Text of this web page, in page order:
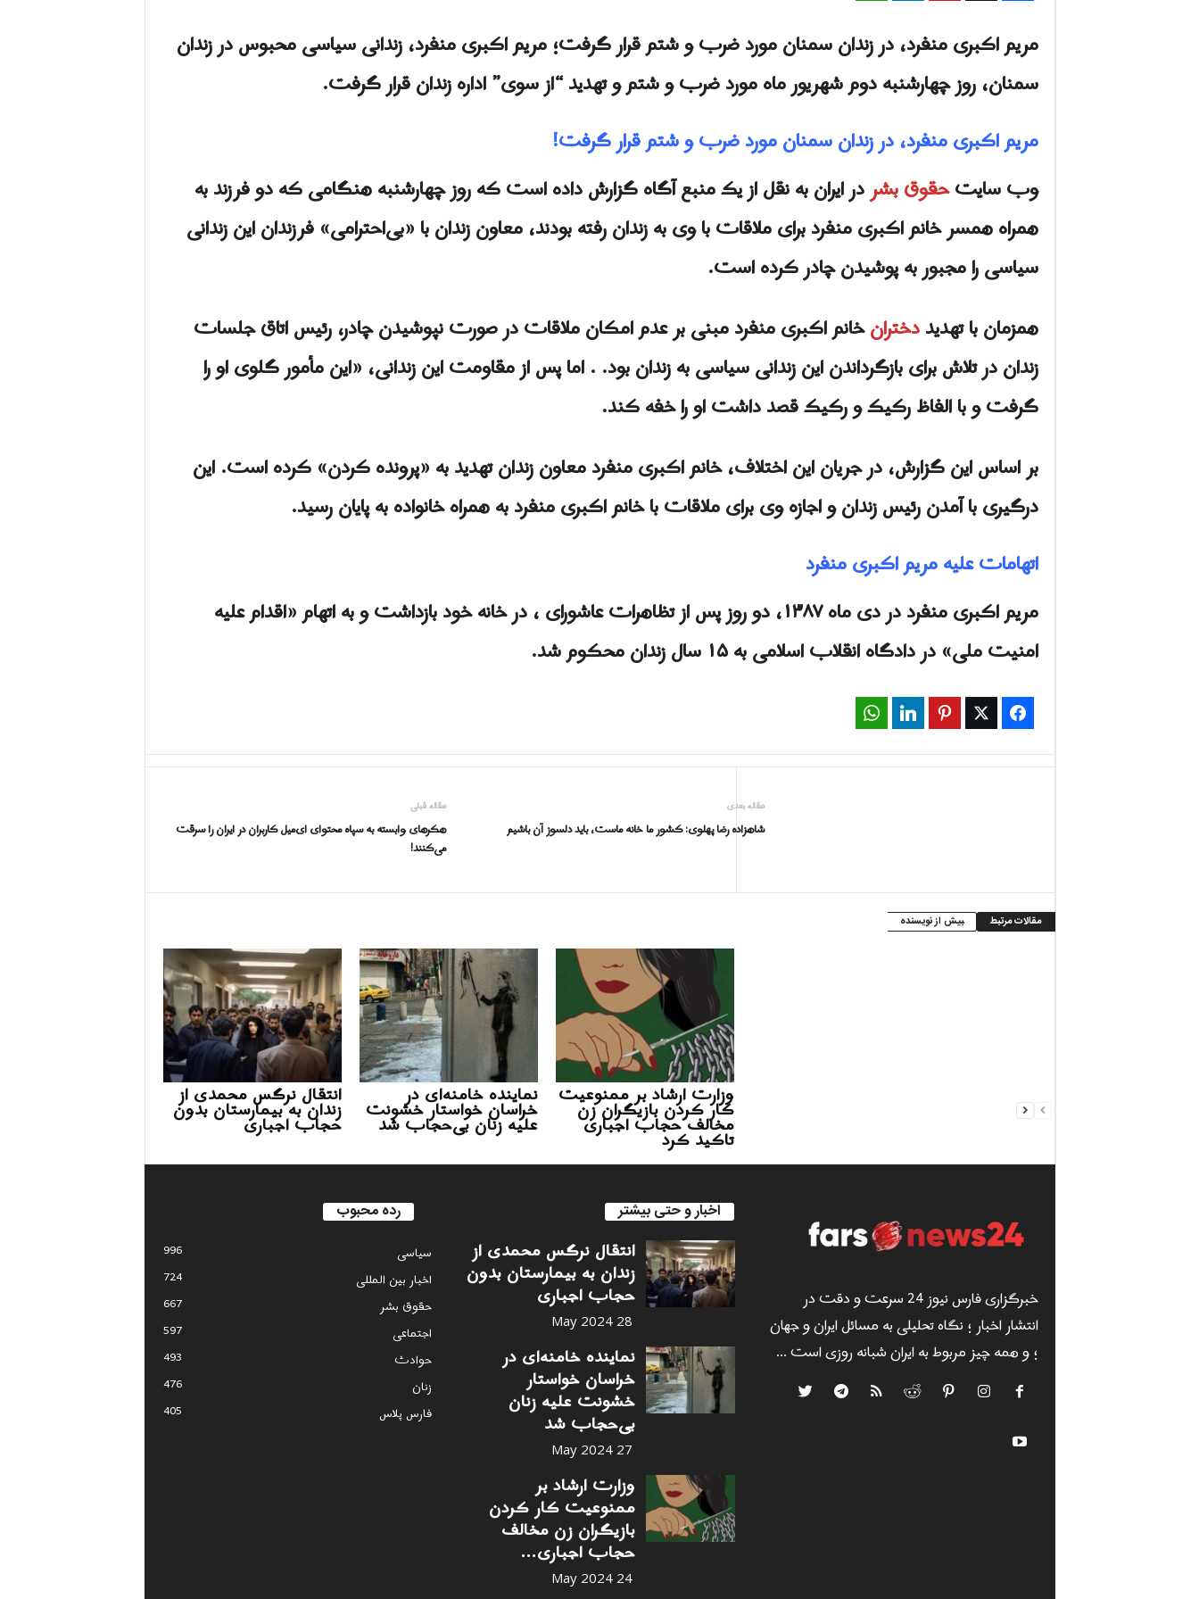
مریم اکبری منفرد، در زندان سمنان مورد ضرب و شتم قرار گرفت؛ مریم اکبری منفرد، زندانی سیاسی محبوس در زندان
سمنان، روز چهارشنبه دوم شهریور ماه مورد ضرب و شتم و تهدید “از سوی” اداره زندان قرار گرفت.
مریم اکبری منفرد، در زندان سمنان مورد ضرب و شتم قرار گرفت!
وب سایتحقوق بشردر ایران به نقل از یک منبع آگاه گزارش داده است که روز چهارشنبه هنگامی که دو فرزند به
همراه همسر خانم اکبری منفرد برای ملاقات با وی به زندان رفته بودند، معاون زندان با «بی‌احترامی» فرزندان این زندانی
سیاسی را مجبور به پوشیدن چادر کرده است.
همزمان با تهدیددخترانخانم اکبری منفرد مبنی بر عدم امکان ملاقات در صورت نپوشیدن چادر، رئیس اتاق جلسات
زندان در تلاش برای بازگرداندن این زندانی سیاسی به زندان بود. . اما پس از مقاومت این زندانی، «این مأمور گلوی او را
گرفت و با الفاظ رکیک و رکیک قصد داشت او را خفه کند.
بر اساس این گزارش، در جریان این اختلاف، خانم اکبری منفرد معاون زندان تهدید به «پرونده کردن» کرده است. این
درگیری با آمدن رئیس زندان و اجازه وی برای ملاقات با خانم اکبری منفرد به همراه خانواده به پایان رسید.
اتهامات علیه مریم اکبری منفرد
مریم اکبرى منفرد در دی ماه ۱۳۸۷، دو روز پس از تظاهرات عاشورای ، در خانه خود بازداشت و به اتهام «اقدام علیه
امنیت ملی» در دادگاه انقلاب اسلامی به ۱۵ سال زندان محکوم شد.
Facebook
Twitter
Pinterest
LinkedIn
مقاله قبلی
هکرهای وابسته به سپاه محتوای ای‌میل کاربران در ایران را سرقت
می‌کنند!
مقاله بعدی
شاهزاده رضا پهلوی: کشور ما خانه ماست، باید دلسوز آن باشیم
مقالات مرتبط بیش از نویسنده
انتقال نرگس محمدی از
زندان به بیمارستان بدون
حجاب اجباری
نماینده خامنه‌ای در
خراسان خواستار خشونت
علیه زنان بی‌حجاب شد
وزارت ارشاد بر ممنوعیت
کار کردن بازیگران زن
مخالف حجاب اجباری
تاکید کرد
خبرگزاری فارس نیوز 24 سرعت و دقت در
انتشار اخبار ؛ نگاه تحلیلی به مسائل ایران و جهان
؛ و همه چیز مربوط به ایران شبانه روزی است ...
اخبار و حتی بیشتر
انتقال نرگس محمدی از
زندان به بیمارستان بدون
حجاب اجباری
28 May 2024
نماینده خامنه‌ای در
خراسان خواستار
خشونت علیه زنان
بی‌حجاب شد
27 May 2024
وزارت ارشاد بر
ممنوعیت کار کردن
بازیگران زن مخالف
حجاب اجباری...
24 May 2024
رده محبوب
سياسى
996
اخبار بین المللی
724
حقوق بشر
667
اجتماعی
597
حوادث
493
زنان
476
فارس پلاس
405